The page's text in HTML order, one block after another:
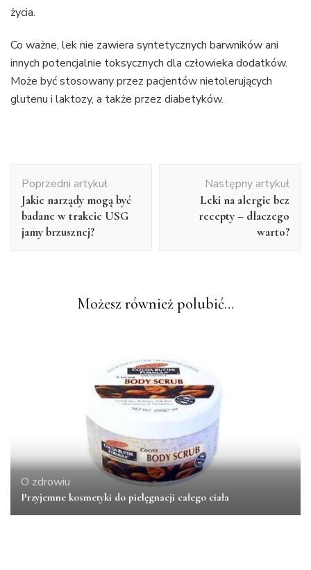
życia.
Co ważne, lek nie zawiera syntetycznych barwników ani
innych potencjalnie toksycznych dla człowieka dodatków.
Może być stosowany przez pacjentów nietolerujących
glutenu i laktozy, a także przez diabetyków.
wpisu
Poprzedni artykuł
Jakie narządy mogą być
badane w trakcie USG
jamy brzusznej?
Następny artykuł
Leki na alergie bez
recepty – dlaczego
warto?
Możesz również polubić…
O zdrowiu
Przyjemne kosmetyki do pielęgnacji całego ciała